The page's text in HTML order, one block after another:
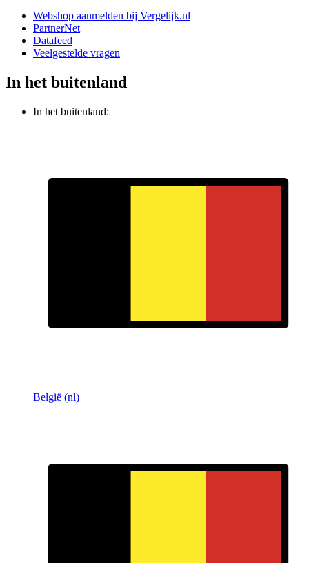
Webshop aanmelden bij Vergelijk.nl
PartnerNet
Datafeed
Veelgestelde vragen
In het buitenland
In het buitenland:
België (nl)